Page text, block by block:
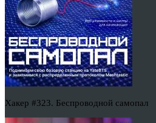
Хакер #323. Беспроводной самопал